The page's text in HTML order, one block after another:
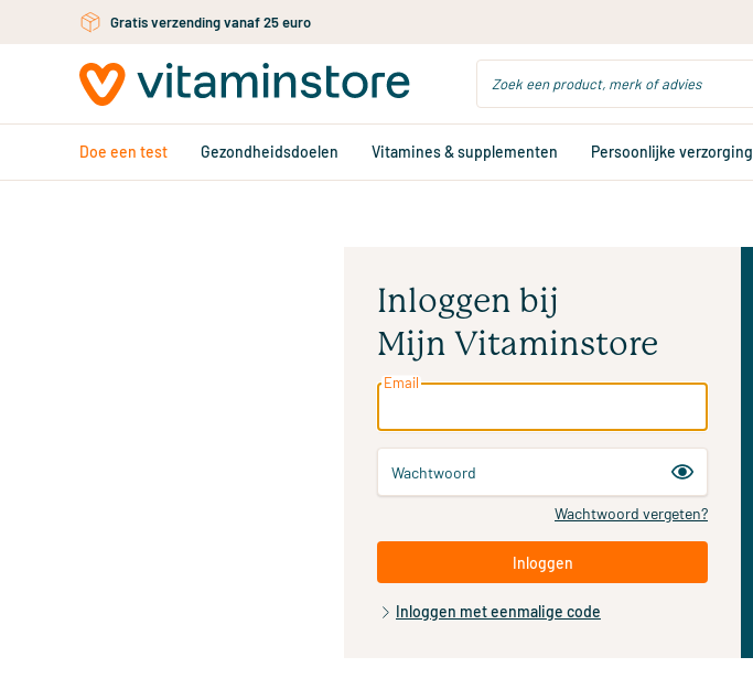
Ga naar de hoofdinhoudGratis verzending vanaf 25 euro
Doe een test Gezondheidsdoelen Vitamines & supplementen Persoonlijke verzorging
Inloggen bij
Mijn Vitaminstore
Email
Wachtwoord
Wachtwoord vergeten?
Inloggen
Inloggen met eenmalige code